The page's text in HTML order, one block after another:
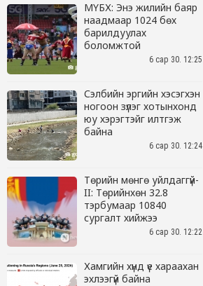
МҮБХ: Энэ жилийн баяр
наадмаар 1024 бөх
барилдуулах
боломжтой
6 сар 30. 12:25
Сэлбийн эргийн хэсэгхэн
ногоон зүлэг хотынхонд
юу хэрэгтэйг илтгэж
байна
6 сар 30. 12:24
Төрийн мөнгө уйлдаггүй-
II: Төрийнхөн 32.8
тэрбумаар 10840
сургалт хийжээ
6 сар 30. 12:22
Хамгийн хүнд үе хараахан
эхлээгүй байна